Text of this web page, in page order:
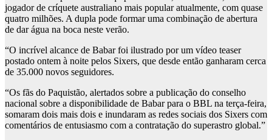
jogador de críquete australiano mais popular atualmente, com quase
quatro milhões. A dupla pode formar uma combinação de abertura
de dar água na boca neste verão.
“O incrível alcance de Babar foi ilustrado por um vídeo teaser
postado ontem à noite pelos Sixers, que desde então ganharam cerca
de 35.000 novos seguidores.
“Os fãs do Paquistão, alertados sobre a publicação do conselho
nacional sobre a disponibilidade de Babar para o BBL na terça-feira,
somaram dois mais dois e inundaram as redes sociais dos Sixers com
comentários de entusiasmo com a contratação do superastro global.”